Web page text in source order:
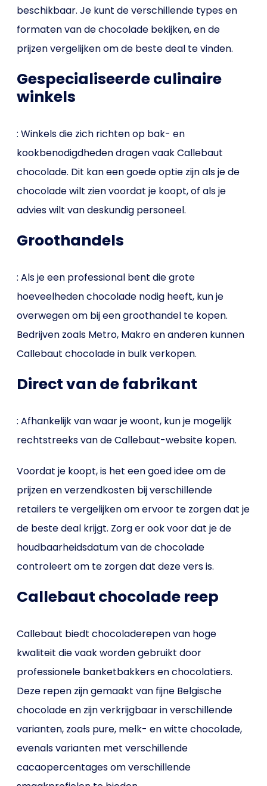
beschikbaar. Je kunt de verschillende types en
formaten van de chocolade bekijken, en de
prijzen vergelijken om de beste deal te vinden.
Gespecialiseerde culinaire
winkels
: Winkels die zich richten op bak- en
kookbenodigdheden dragen vaak Callebaut
chocolade. Dit kan een goede optie zijn als je de
chocolade wilt zien voordat je koopt, of als je
advies wilt van deskundig personeel.
Groothandels
: Als je een professional bent die grote
hoeveelheden chocolade nodig heeft, kun je
overwegen om bij een groothandel te kopen.
Bedrijven zoals Metro, Makro en anderen kunnen
Callebaut chocolade in bulk verkopen.
Direct van de fabrikant
: Afhankelijk van waar je woont, kun je mogelijk
rechtstreeks van de Callebaut-website kopen.
Voordat je koopt, is het een goed idee om de
prijzen en verzendkosten bij verschillende
retailers te vergelijken om ervoor te zorgen dat je
de beste deal krijgt. Zorg er ook voor dat je de
houdbaarheidsdatum van de chocolade
controleert om te zorgen dat deze vers is.
Callebaut chocolade reep
Callebaut biedt chocoladerepen van hoge
kwaliteit die vaak worden gebruikt door
professionele banketbakkers en chocolatiers.
Deze repen zijn gemaakt van fijne Belgische
chocolade en zijn verkrijgbaar in verschillende
varianten, zoals pure, melk- en witte chocolade,
evenals varianten met verschillende
cacaopercentages om verschillende